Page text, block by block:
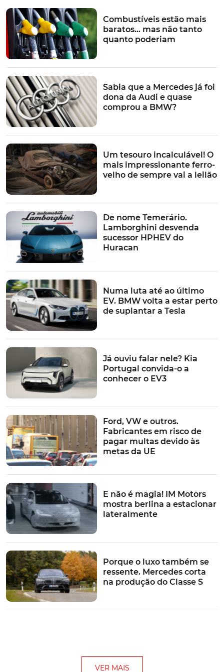
reside no BlueHDi 130 S&S,
CVM6 (Live Pack, Feel, Feel Pack, C-Series, Shine e Shine
Pack) ou EAT8 (Feel, Feel Pack, C-Series, Shine e Shine
Pack).
Finalmente, ohíbrido plug-in, baseia-se na
motorizaçãoHybrid 225 S&S EAT8
como já foi referido, com os níveis de equipamento Feel,
Feel Pack, C-Series, Shine e Shine Pack.
Quanto à estrutura de preços, é a seguinte:
Motores
LIVE
FEEL
1.2 PureTech
130 S&S
CVM6
31.162
€
31912
33.762
€
34.562
€
36.202
€
€
1.2 PureTech
130 S&S EAT8
-
35.492 37.342
1.5 BlueHDi
130 S&S
CVM6
34.857
€
35.677
€
€
€
€
€
1.5 BlueHDi
130 S&S EAT8
-
38.632
€
40.482 41.282
42.962
S&S EAT8
-
€
TÓPICOS:
PortugalRestylingAtualizaçãoEncomendas
Citroën C5 Aircross
Combustíveis estão mais
baratos… mas não tanto
quanto poderiam
Sabia que a Mercedes já foi
dona da Audi e quase
comprou a BMW?
Um tesouro incalculável! O
mais impressionante ferro-
velho de sempre vai a leilão
De nome Temerário.
Lamborghini desvenda
sucessor HPHEV do
Huracan
Numa luta até ao último
EV. BMW volta a estar perto
de suplantar a Tesla
Já ouviu falar nele? Kia
Portugal convida-o a
conhecer o EV3
Ford, VW e outros.
Fabricantes em risco de
pagar multas devido às
metas da UE
E não é magia! IM Motors
mostra berlina a estacionar
lateralmente
Porque o luxo também se
ressente. Mercedes corta
na produção do Classe S
VER MAIS